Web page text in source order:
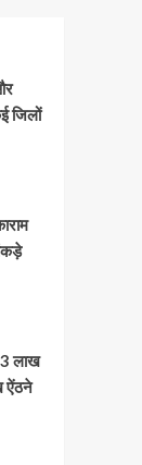
जिलों
लाख
ऐंठने